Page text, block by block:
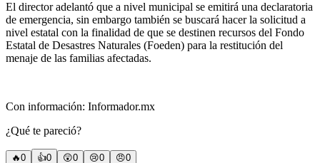
El director adelantó que a nivel municipal se emitirá una declaratoria
de emergencia, sin embargo también se buscará hacer la solicitud a
nivel estatal con la finalidad de que se destinen recursos del Fondo
Estatal de Desastres Naturales (Foeden) para la restitución del
menaje de las familias afectadas.
Con información: Informador.mx
¿Qué te pareció?
🔥0 👍0 😲0 😢0 😠0